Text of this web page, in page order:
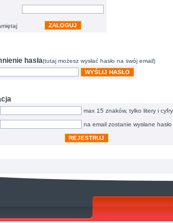
ZALOGUJ
hasła(tutaj możesz wysłać hasło na swój email)
WYŚLIJ HASŁO
max 15 znaków, tylko litery i cyfry
na email zostanie wysłane hasło
REJESTRUJ